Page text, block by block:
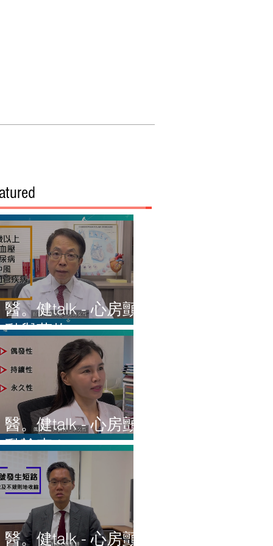
醫。健talk - 心房顫
動與藥物
醫。健talk - 心房顫
動檢查
醫。健talk - 心房顫